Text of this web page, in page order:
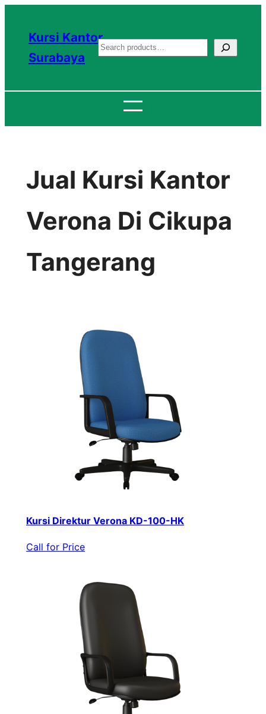
konten
Kursi Kantor
Surabaya
S
a
c
Jual Kursi Kantor
Verona Di Cikupa
Tangerang
Kursi Direktur Verona KD-100-HK
Call for Price